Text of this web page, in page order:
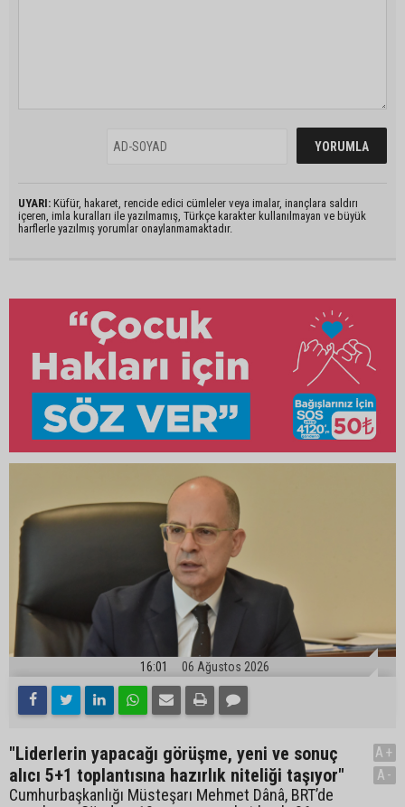
UYARI: Küfür, hakaret, rencide edici cümleler veya imalar, inançlara saldırı
içeren, imla kuralları ile yazılmamış, Türkçe karakter kullanılmayan ve büyük
harflerle yazılmış yorumlar onaylanmamaktadır.
16:01 06 Ağustos 2026
"Liderlerin yapacağı görüşme, yeni ve sonuç
alıcı 5+1 toplantısına hazırlık niteliği taşıyor"
Cumhurbaşkanlığı Müsteşarı Mehmet Dânâ, BRT’de
A+
A-